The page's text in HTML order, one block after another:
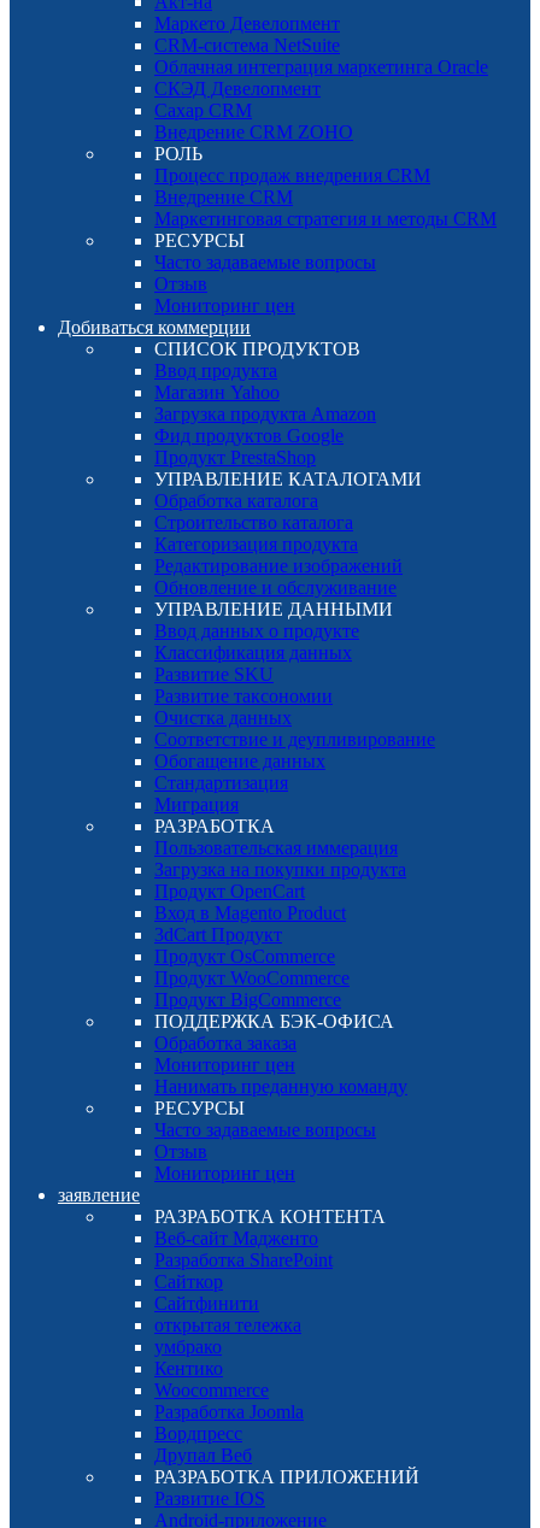
Маркето Девелопмент
CRM-система NetSuite
Облачная интеграция маркетинга Oracle
СКЭД Девелопмент
Сахар CRM
Внедрение CRM ZOHO
РОЛЬ
Процесс продаж внедрения CRM
Внедрение CRM
Маркетинговая стратегия и методы CRM
РЕСУРСЫ
Часто задаваемые вопросы
Отзыв
Мониторинг цен
Добиваться коммерции
СПИСОК ПРОДУКТОВ
Ввод продукта
Магазин Yahoo
Загрузка продукта Amazon
Фид продуктов Google
Продукт PrestaShop
УПРАВЛЕНИЕ КАТАЛОГАМИ
Обработка каталога
Строительство каталога
Категоризация продукта
Редактирование изображений
Обновление и обслуживание
УПРАВЛЕНИЕ ДАННЫМИ
Ввод данных о продукте
Классификация данных
Развитие SKU
Развитие таксономии
Очистка данных
Соответствие и деупливирование
Обогащение данных
Стандартизация
Миграция
РАЗРАБОТКА
Пользовательская иммерация
Загрузка на покупки продукта
Продукт OpenCart
Вход в Magento Product
3dCart Продукт
Продукт OsCommerce
Продукт WooCommerce
Продукт BigCommerce
ПОДДЕРЖКА БЭК-ОФИСА
Обработка заказа
Мониторинг цен
Нанимать преданную команду
РЕСУРСЫ
Часто задаваемые вопросы
Отзыв
Мониторинг цен
заявление
РАЗРАБОТКА КОНТЕНТА
Веб-сайт Мадженто
Разработка SharePoint
Сайткор
Сайтфинити
открытая тележка
умбрако
Кентико
Woocommerce
Разработка Joomla
Вордпресс
Друпал Веб
РАЗРАБОТКА ПРИЛОЖЕНИЙ
Развитие IOS
Android-приложение